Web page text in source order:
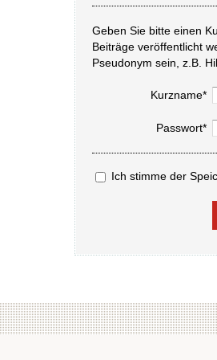
Geben Sie bitte einen
Beiträge veröffentlicht
Pseudonym sein, z.B.
Kurzname*
Passwort*
Ich stimme der